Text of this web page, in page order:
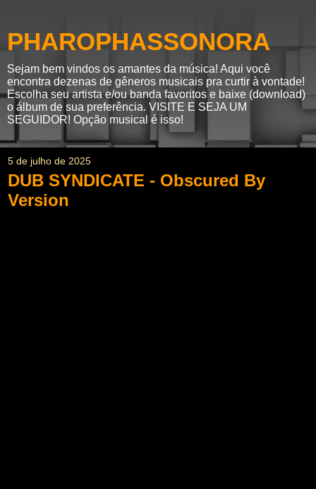
PHAROPHASSONORA
Sejam bem vindos os amantes da música! Aqui você
encontra dezenas de gêneros musicais pra curtir à vontade!
Escolha seu artista e/ou banda favoritos e baixe (download)
o álbum de sua preferência. VISITE E SEJA UM
SEGUIDOR! Opção musical é isso!
5 de julho de 2025
DUB SYNDICATE - Obscured By
Version